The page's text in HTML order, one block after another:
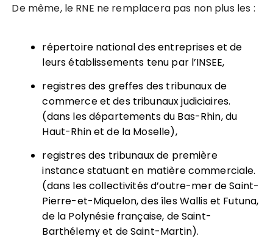
De même, le RNE ne remplacera pas non plus les :
répertoire national des entreprises et de
leurs établissements tenu par l’INSEE,
registres des greffes des tribunaux de
commerce et des tribunaux judiciaires.
(dans les départements du Bas-Rhin, du
Haut-Rhin et de la Moselle),
registres des tribunaux de première
instance statuant en matière commerciale.
(dans les collectivités d’outre-mer de Saint-
Pierre-et-Miquelon, des îles Wallis et Futuna,
de la Polynésie française, de Saint-
Barthélemy et de Saint-Martin).